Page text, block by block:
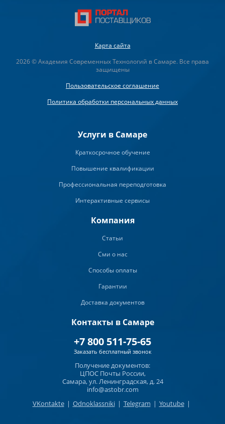
Карта сайта
2026 © Академия Современных Технологий в Самаре. Все права
защищены
Пользовательское соглашение
Политика обработки персональных данных
Услуги в Самаре
Краткосрочное обучение
Повышение квалификации
Профессиональная переподготовка
Интерактивные сервисы
Компания
Статьи
Сми о нас
Способы оплаты
Гарантии
Доставка документов
Контакты в Самаре
+7 800 511-75-65
Заказать бесплатный звонок
Получение документов:
ЦПОС Почты России,
Самара, ул. Ленинградская, д. 24
info@astobr.com
VKontakte | Odnoklassniki | Telegram | Youtube |